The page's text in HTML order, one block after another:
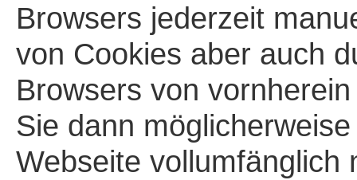
Browsers jederzeit
von Cookies aber auch
Browsers von
Sie dann
Webseite vollumfänglich